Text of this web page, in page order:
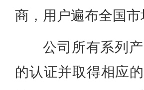
商，用户遍布全国
公司所有系列
的认证并取得相应